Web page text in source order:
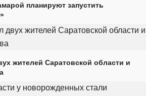
планируют запустить
жителей Саратовской области и